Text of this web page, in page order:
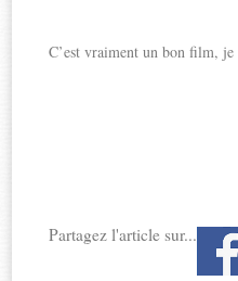
C’est vraiment un bon film,
Partagez l'article sur...